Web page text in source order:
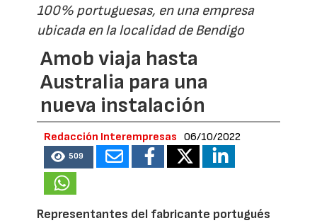
100% portuguesas, en una empresa
ubicada en la localidad de Bendigo
Amob viaja hasta
Australia para una
nueva instalación
Redacción Interempresas 06/10/2022
509
Representantes del fabricante portugués